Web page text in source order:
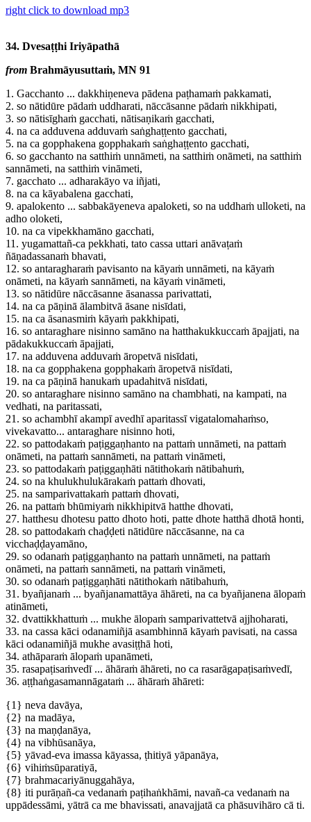
right click to download mp3
34. Dvesaṭṭhi Iriyāpathā
from Brahmāyusuttaṁ, MN 91
1. Gacchanto ... dakkhiṇeneva pādena paṭhamaṁ pakkamati,
2. so nātidūre pādaṁ uddharati, nāccāsanne pādaṁ nikkhipati,
3. so nātisīghaṁ gacchati, nātisaṇikaṁ gacchati,
4. na ca adduvena adduvaṁ saṅghaṭṭento gacchati,
5. na ca gopphakena gopphakaṁ saṅghaṭṭento gacchati,
6. so gacchanto na satthiṁ unnāmeti, na satthiṁ onāmeti, na satthiṁ
sannāmeti, na satthiṁ vināmeti,
7. gacchato ... adharakāyo va iñjati,
8. na ca kāyabalena gacchati,
9. apalokento ... sabbakāyeneva apaloketi, so na uddhaṁ ulloketi, na
adho oloketi,
10. na ca vipekkhamāno gacchati,
11. yugamattañ-ca pekkhati, tato cassa uttari anāvaṭaṁ
ñāṇadassanaṁ bhavati,
12. so antaragharaṁ pavisanto na kāyaṁ unnāmeti, na kāyaṁ
onāmeti, na kāyaṁ sannāmeti, na kāyaṁ vināmeti,
13. so nātidūre nāccāsanne āsanassa parivattati,
14. na ca pāṇinā ālambitvā āsane nisīdati,
15. na ca āsanasmiṁ kāyaṁ pakkhipati,
16. so antaraghare nisinno samāno na hatthakukkuccaṁ āpajjati, na
pādakukkuccaṁ āpajjati,
17. na adduvena adduvaṁ āropetvā nisīdati,
18. na ca gopphakena gopphakaṁ āropetvā nisīdati,
19. na ca pāṇinā hanukaṁ upadahitvā nisīdati,
20. so antaraghare nisinno samāno na chambhati, na kampati, na
vedhati, na paritassati,
21. so achambhī akampī avedhī aparitassī vigatalomahaṁso,
vivekavatto... antaraghare nisinno hoti,
22. so pattodakaṁ paṭiggaṇhanto na pattaṁ unnāmeti, na pattaṁ
onāmeti, na pattaṁ sannāmeti, na pattaṁ vināmeti,
23. so pattodakaṁ paṭiggaṇhāti nātithokaṁ nātibahuṁ,
24. so na khulukhulukārakaṁ pattaṁ dhovati,
25. na samparivattakaṁ pattaṁ dhovati,
26. na pattaṁ bhūmiyaṁ nikkhipitvā hatthe dhovati,
27. hatthesu dhotesu patto dhoto hoti, patte dhote hatthā dhotā honti,
28. so pattodakaṁ chaḍḍeti nātidūre nāccāsanne, na ca
vicchaḍḍayamāno,
29. so odanaṁ paṭiggaṇhanto na pattaṁ unnāmeti, na pattaṁ
onāmeti, na pattaṁ sannāmeti, na pattaṁ vināmeti,
30. so odanaṁ paṭiggaṇhāti nātithokaṁ nātibahuṁ,
31. byañjanaṁ ... byañjanamattāya āhāreti, na ca byañjanena ālopaṁ
atināmeti,
32. dvattikkhattuṁ ... mukhe ālopaṁ samparivattetvā ajjhoharati,
33. na cassa kāci odanamiñjā asambhinnā kāyaṁ pavisati, na cassa
kāci odanamiñjā mukhe avasiṭṭhā hoti,
34. athāparaṁ ālopaṁ upanāmeti,
35. rasapaṭisaṁvedī ... āhāraṁ āhāreti, no ca rasarāgapaṭisaṁvedī,
36. aṭṭhaṅgasamannāgataṁ ... āhāraṁ āhāreti:
{1} neva davāya,
{2} na madāya,
{3} na maṇḍanāya,
{4} na vibhūsanāya,
{5} yāvad-eva imassa kāyassa, ṭhitiyā yāpanāya,
{6} vihiṁsūparatiyā,
{7} brahmacariyānuggahāya,
{8} iti purāṇañ-ca vedanaṁ paṭihaṅkhāmi, navañ-ca vedanaṁ na
uppādessāmi, yātrā ca me bhavissati, anavajjatā ca phāsuvihāro cā ti.